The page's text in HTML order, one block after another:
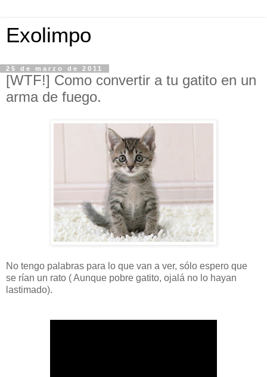
Exolimpo
25 de marzo de 2011
[WTF!] Como convertir a tu gatito en un
arma de fuego.
No tengo palabras para lo que van a ver, sólo espero que
se rían un rato ( Aunque pobre gatito, ojalá no lo hayan
lastimado).